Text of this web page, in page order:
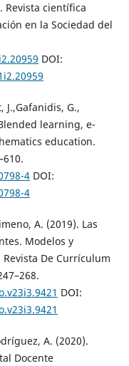
Revista científica
en la Sociedad del
DOI:
J.,Gafanidis, G.,
learning, e-
education.
4DOI:
4
A. (2019). Las
Modelos y
De Currículum
DOI:
A. (2020).
Docente